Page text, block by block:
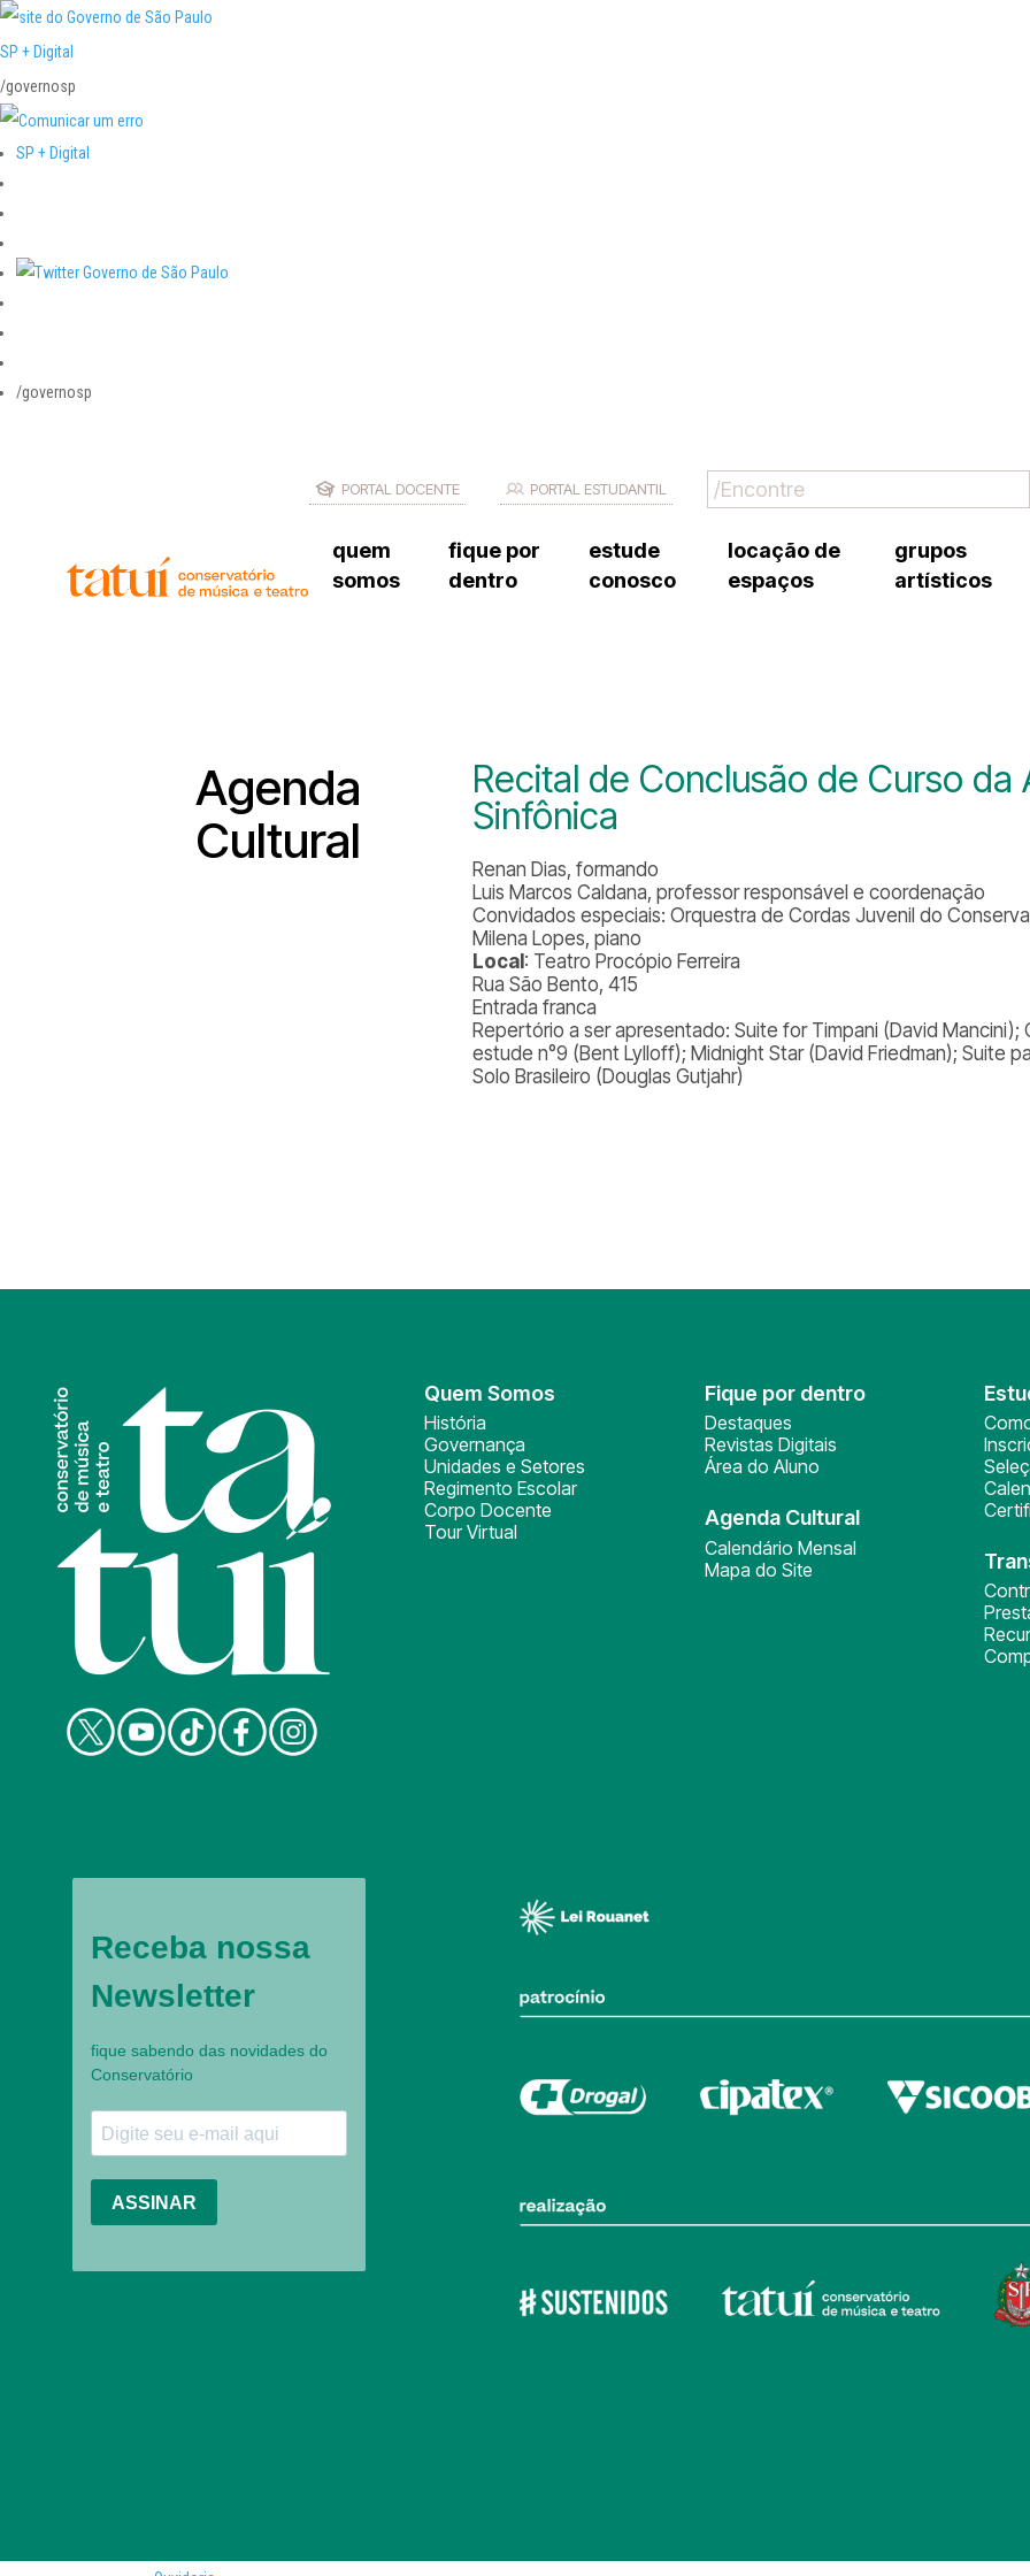
SP + Digital
/governosp
SP + Digital
/governosp
PORTAL DOCENTE PORTAL ESTUDANTIL
quem
somos
fique por
dentro
estude
conosco
locação de
espaços
grupos
artísticos
trabalhe
Agenda
Cultural
Recital de Conclusão de Curso da
Sinfônica
Renan Dias, formando
Luis Marcos Caldana, professor responsável e coordenação
Convidados especiais: Orquestra de Cordas Juvenil do
Milena Lopes, piano
Local: Teatro Procópio Ferreira
Rua São Bento, 415
Entrada franca
Repertório a ser apresentado: Suite for Timpani (David Mancini);
estude n°9 (Bent Lylloff); Midnight Star (David Friedman); Suite
Solo Brasileiro (Douglas Gutjahr)
Quem Somos
História
Governança
Unidades e Setores
Regimento Escolar
Corpo Docente
Tour Virtual
Fique por dentro
Destaques
Revistas Digitais
Área do Aluno
Agenda Cultural
Calendário Mensal
Mapa do Site